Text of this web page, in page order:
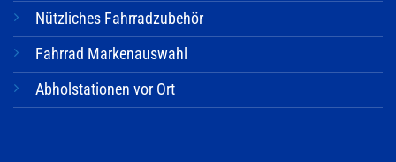
Nützliches Fahrradzubehör
Fahrrad Markenauswahl
Abholstationen vor Ort